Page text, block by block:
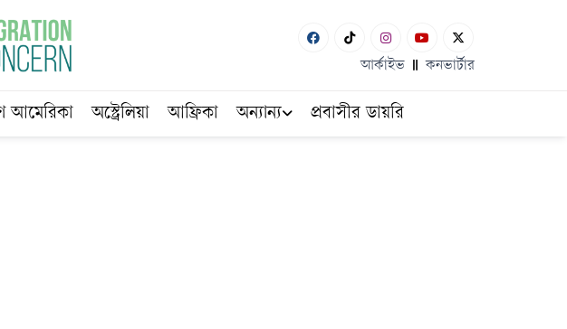
আর্কাইভ কনভার্টার
আমেরিকা অস্ট্রেলিয়া আফ্রিকা অন্যান্য প্রবাসীর ডায়রি